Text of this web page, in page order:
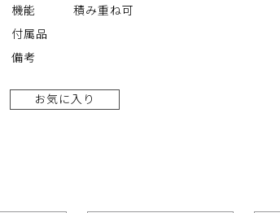
機能
積み重ね可
付属品
備考
お気に入り